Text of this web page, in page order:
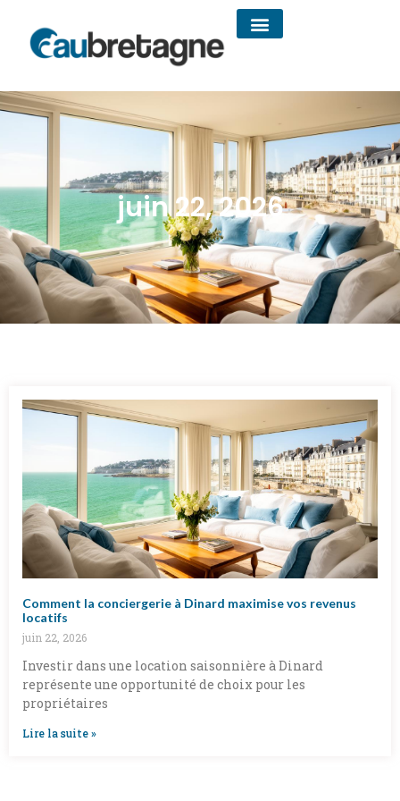
juin 22, 2026
Comment la conciergerie à Dinard maximise vos revenus
locatifs
juin 22, 2026
Investir dans une location saisonnière à Dinard
représente une opportunité de choix pour les
propriétaires
Lire la suite »